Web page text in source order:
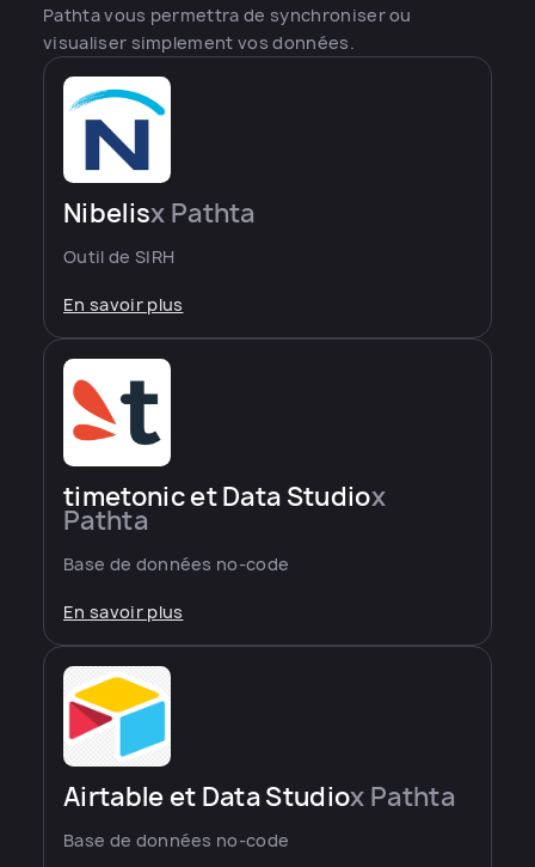
Pathta vous permettra de synchroniser ou
visualiser simplement vos données.
Nibelisx Pathta
Outil de SIRH
En savoir plus
timetonic et Data Studiox
Pathta
Base de données no-code
En savoir plus
Airtable et Data Studiox Pathta
Base de données no-code